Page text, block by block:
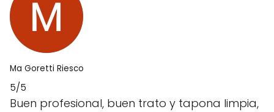
Ma Goretti Riesco
5/5
Buen profesional, buen trato y tapona limpia,